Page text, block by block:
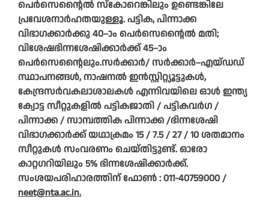
പെർസെന്റൈൽ സ്കോറെങ്കിലും ഉണ്ടെങ്കിലേ
പ്രവേശനാർഹതയുള്ളൂ. പട്ടിക, പിന്നാക്ക
വിഭാഗക്കാർക്കു 40–ാം പെർസെന്റൈൽ മതി;
വിശേഷഭിന്നശേഷിക്കാർക്ക് 45–ാം
പെർസെന്റൈലും.സർക്കാർ/ സർക്കാർ–എയ്ഡഡ്
സ്ഥാപനങ്ങൾ, നാഷനൽ ഇൻസ്റ്റിറ്റ്യൂട്ടുകൾ,
കേന്ദ്രസർവകലാശാലകൾ എന്നിവയിലെ ഓൾ ഇന്ത്യ
ക്വോട്ട സീറ്റുകളിൽ പട്ടികജാതി / പട്ടികവർഗ /
പിന്നാക്ക / സാമ്പത്തിക പിന്നാക്ക /ഭിന്നശേഷി
വിഭാഗക്കാർക്ക് യഥാക്രമം 15 / 7.5 / 27 / 10 ശതമാനം
സീറ്റുകൾ സംവരണം ചെയ്‌തിട്ടുണ്ട്. ഓരോ
കാറ്റഗറിയിലും 5% ഭിന്നശേഷിക്കാർക്ക്.
സംശയപരിഹാരത്തിന് ഫോൺ : 011-40759000 /
neet@nta.ac.in.